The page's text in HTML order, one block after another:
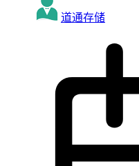
道通存储